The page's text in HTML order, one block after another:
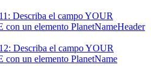
Describa el campo YOUR
un elemento PlanetNameHeader
Describa el campo YOUR
un elemento PlanetName